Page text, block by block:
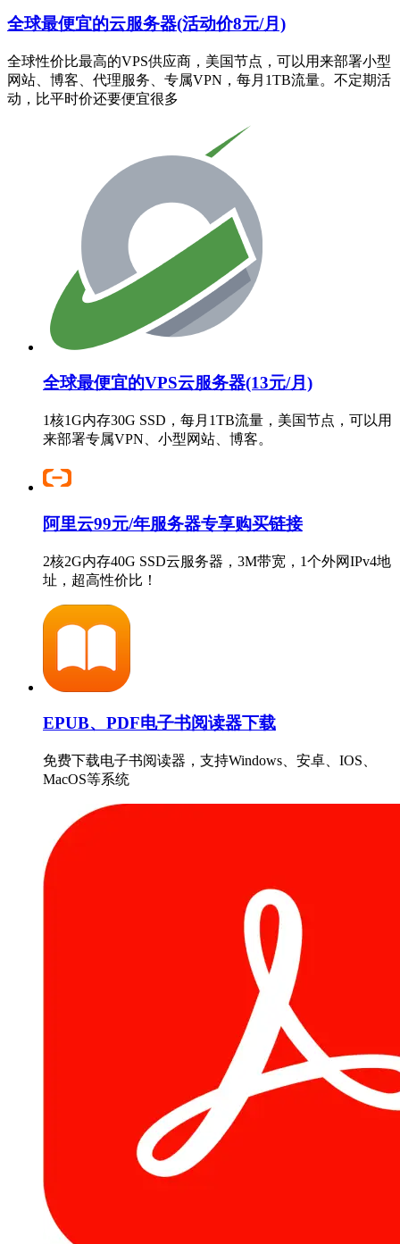
全球最便宜的云服务器(活动价8元/月)
全球性价比最高的VPS供应商，美国节点，可以用来部署小型
网站、博客、代理服务、专属VPN，每月1TB流量。不定期活
动，比平时价还要便宜很多
全球最便宜的VPS云服务器(13元/月)
1核1G内存30G SSD，每月1TB流量，美国节点，可以用
来部署专属VPN、小型网站、博客。
阿里云99元/年服务器专享购买链接
2核2G内存40G SSD云服务器，3M带宽，1个外网IPv4地
址，超高性价比！
EPUB、PDF电子书阅读器下载
免费下载电子书阅读器，支持Windows、安卓、IOS、
MacOS等系统